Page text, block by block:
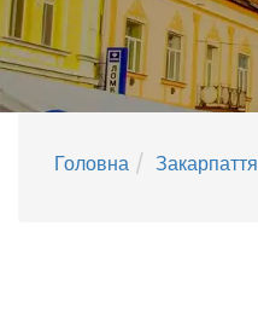
Головна Закарпаття